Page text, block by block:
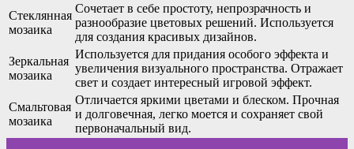
Стеклянная
мозаика
Сочетает в себе простоту, непрозрачность и
разнообразие цветовых решений. Используется
для создания красивых дизайнов.
Зеркальная
мозаика
Используется для придания особого эффекта и
увеличения визуального пространства. Отражает
свет и создает интересный игровой эффект.
Смальтовая
мозаика
Отличается яркими цветами и блеском. Прочная
и долговечная, легко моется и сохраняет свой
первоначальный вид.